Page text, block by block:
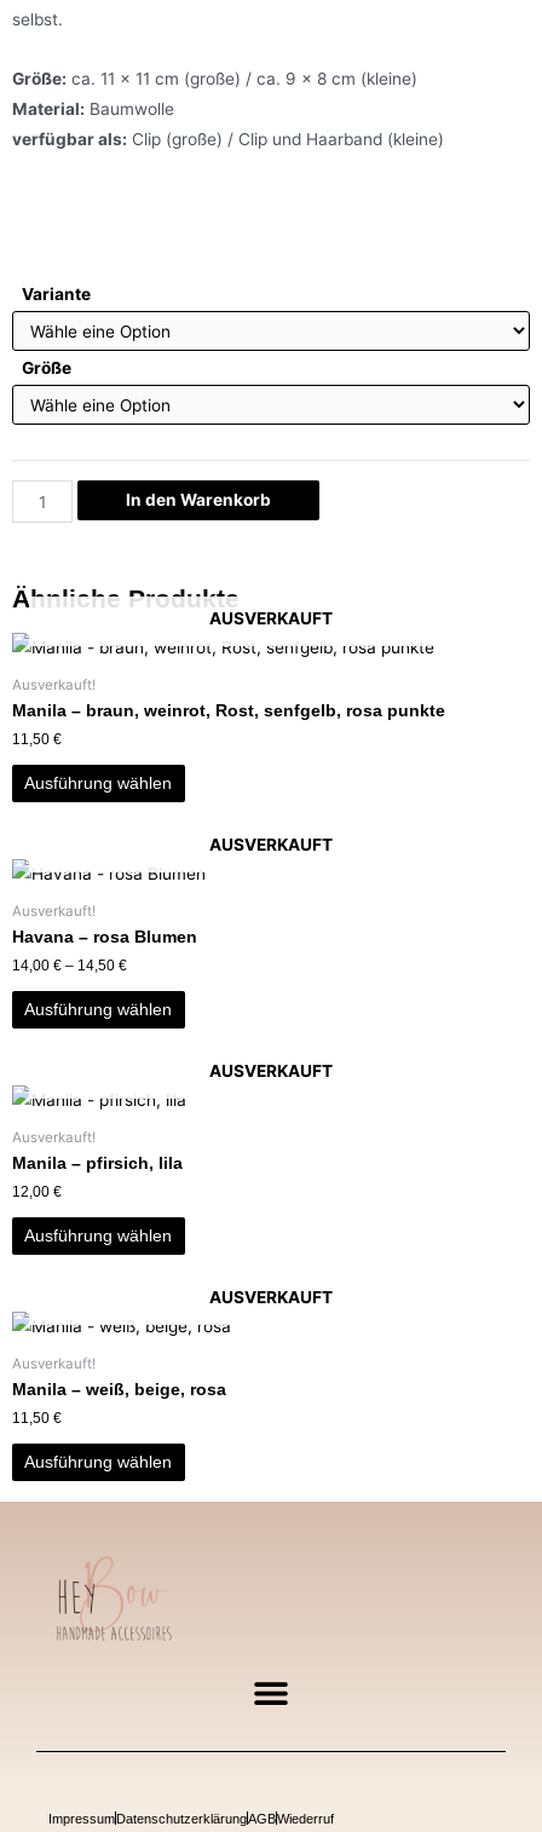
selbst.
Größe: ca. 11 x 11 cm (große) / ca. 9 x 8 cm (kleine)
Material: Baumwolle
verfügbar als: Clip (große) / Clip und Haarband (kleine)
Variante
Größe
In den Warenkorb
Ähnliche Produkte
AUSVERKAUFT
Ausverkauft!
Manila – braun, weinrot, Rost, senfgelb, rosa punkte
11,50 €
Ausführung wählen
AUSVERKAUFT
Ausverkauft!
Havana – rosa Blumen
14,00 € – 14,50 €
Ausführung wählen
AUSVERKAUFT
Ausverkauft!
Manila – pfirsich, lila
12,00 €
Ausführung wählen
AUSVERKAUFT
Ausverkauft!
Manila – weiß, beige, rosa
11,50 €
Ausführung wählen
ImpressumDatenschutzerklärungAGBWiederruf